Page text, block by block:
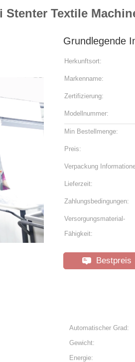
Textile
Grundlegende
Herkunftsort:
Markenname:
Zertifizierung:
Modellnummer:
Min Bestellmenge:
Preis:
Verpackung
Lieferzeit:
Zahlungsbedingungen:
Versorgungsmaterial-
Fähigkeit:
Bestpreis
Automatischer Grad:
Gewicht:
Energie: